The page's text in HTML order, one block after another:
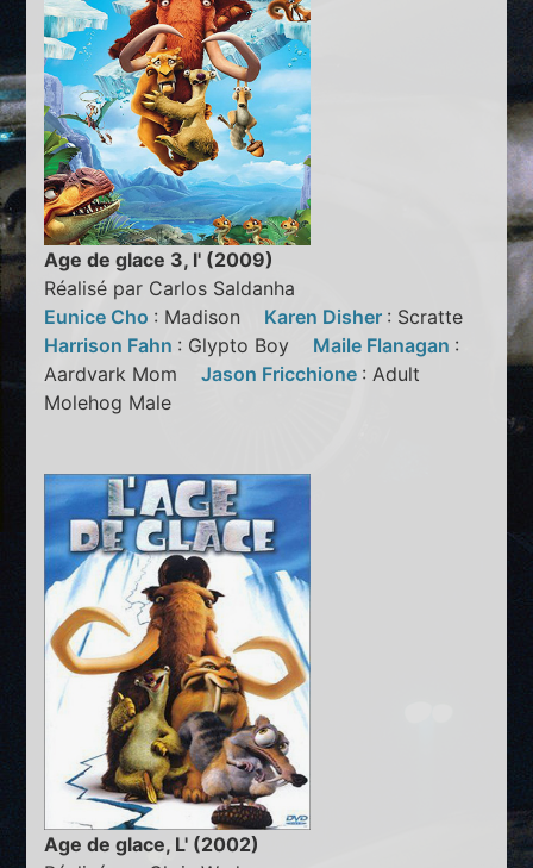
Age de glace 3, l' (2009)
Réalisé par Carlos Saldanha
Eunice Cho : Madison Karen Disher : Scratte
Harrison Fahn : Glypto Boy Maile Flanagan :
Aardvark MomJason Fricchione : Adult
Molehog Male
Age de glace, L' (2002)